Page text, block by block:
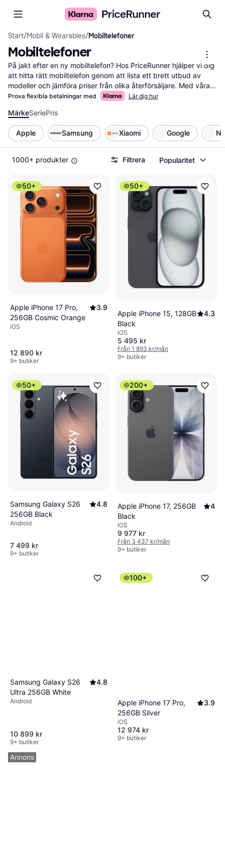
Start/Mobil & Wearables/Mobiltelefoner
Mobiltelefoner
På jakt efter en ny mobiltelefon? Hos PriceRunner hjälper vi dig
att hitta rätt mobiltelefon genom att lista ett brett utbud av
modeller och jämföra priser från olika återförsäljare. Med våra
smarta filter kan du enkelt sortera efter funktioner som kamera,
hitta den mobiltelefon som passar dina behov och din budget.
Du kan också läsa användarrecensioner för att se vad andra
tycker om olika modeller. Vi hjälper dig att göra det rätta valet
genom att ge dig all information på ett ställe. Oavsett om du
letar efter en enkel modell eller en avancerad smartphone, så
guidar vi dig till de bästa erbjudandena. Börja här för att hitta
Mer om mobiltelefoner »
Prova flexibla betalningar med Lär dig hur
MärkeSeriePris
Apple Samsung Xiaomi Google
1000+ produkter Filtrera Popularitet
50+
Apple iPhone 17 Pro,
256GB Cosmic Orange
3.9
iOS
12 890 kr
9+ butiker
50+
Apple iPhone 15, 128GB
Black
4.3
iOS
5 495 kr
Från 1 893 kr/mån
9+ butiker
50+
Samsung Galaxy S26
256GB Black
4.8
Android
7 499 kr
9+ butiker
200+
Apple iPhone 17, 256GB
Black
4
iOS
9 977 kr
Från 3 437 kr/mån
9+ butiker
Samsung Galaxy S26
Ultra 256GB White
4.8
Android
10 899 kr
9+ butiker
100+
Apple iPhone 17 Pro,
256GB Silver
3.9
iOS
12 974 kr
9+ butiker
Annons